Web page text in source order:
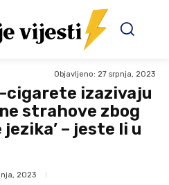
Objavljeno: 27 srpnja, 2023
cigarete izazivaju
strahove zbog
– jeste li u
2023